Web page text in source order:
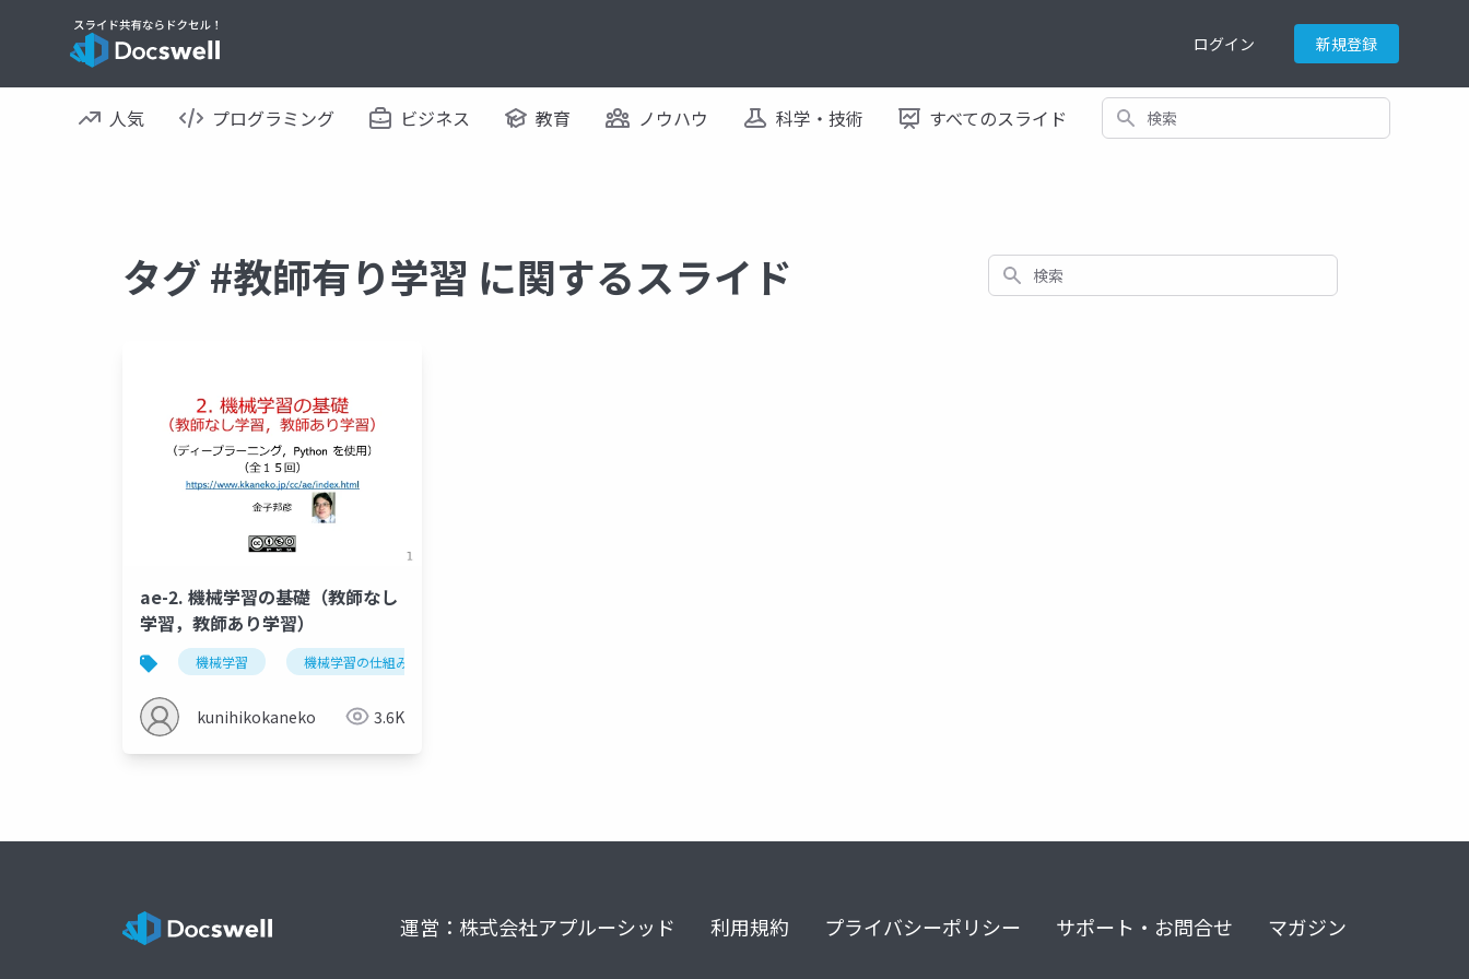
ログイン 新規登録
人気 プログラミング ビジネス 教育 ノウハウ 科学・技術 すべてのスライド 検索
タグ #教師有り学習 に関するスライド 検索
ae-2. 機械学習の基礎（教師なし
学習，教師あり学習）
機械学習 機械学習の仕組み
kunihikokaneko 3.6K
運営：株式会社アプルーシッド 利用規約 プライバシーポリシー サポート・お問合せ マガジン